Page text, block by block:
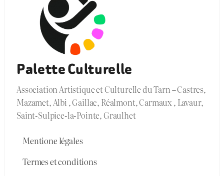
Palette Culturelle
Association Artistique et Culturelle du Tarn – Castres,
Mazamet, Albi , Gaillac, Réalmont, Carmaux , Lavaur,
Saint-Sulpice-la-Pointe, Graulhet
Mentione légales
Termes et conditions